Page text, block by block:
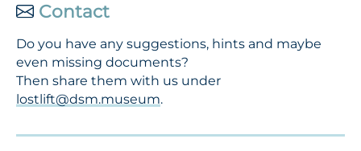
Contact
Do you have any suggestions, hints and maybe
even missing documents?
Then share them with us under
lostlift@dsm.museum.